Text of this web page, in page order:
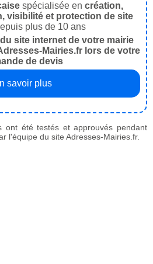
spécialisée en création,
visibilité et protection de site
plus de 10 ans
site internet de votre mairie
Mairies.fr lors de votre
de devis
savoir plus
ont été testés et approuvés pendant
l'équipe du site Adresses-Mairies.fr.